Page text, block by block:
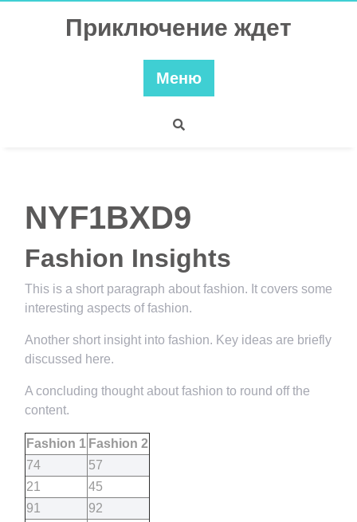
Приключение ждет
Меню
NYF1BXD9
Fashion Insights
This is a short paragraph about fashion. It covers some
interesting aspects of fashion.
Another short insight into fashion. Key ideas are briefly
discussed here.
A concluding thought about fashion to round off the
content.
Fashion 1 Fashion 2
74
57
21
45
91
92